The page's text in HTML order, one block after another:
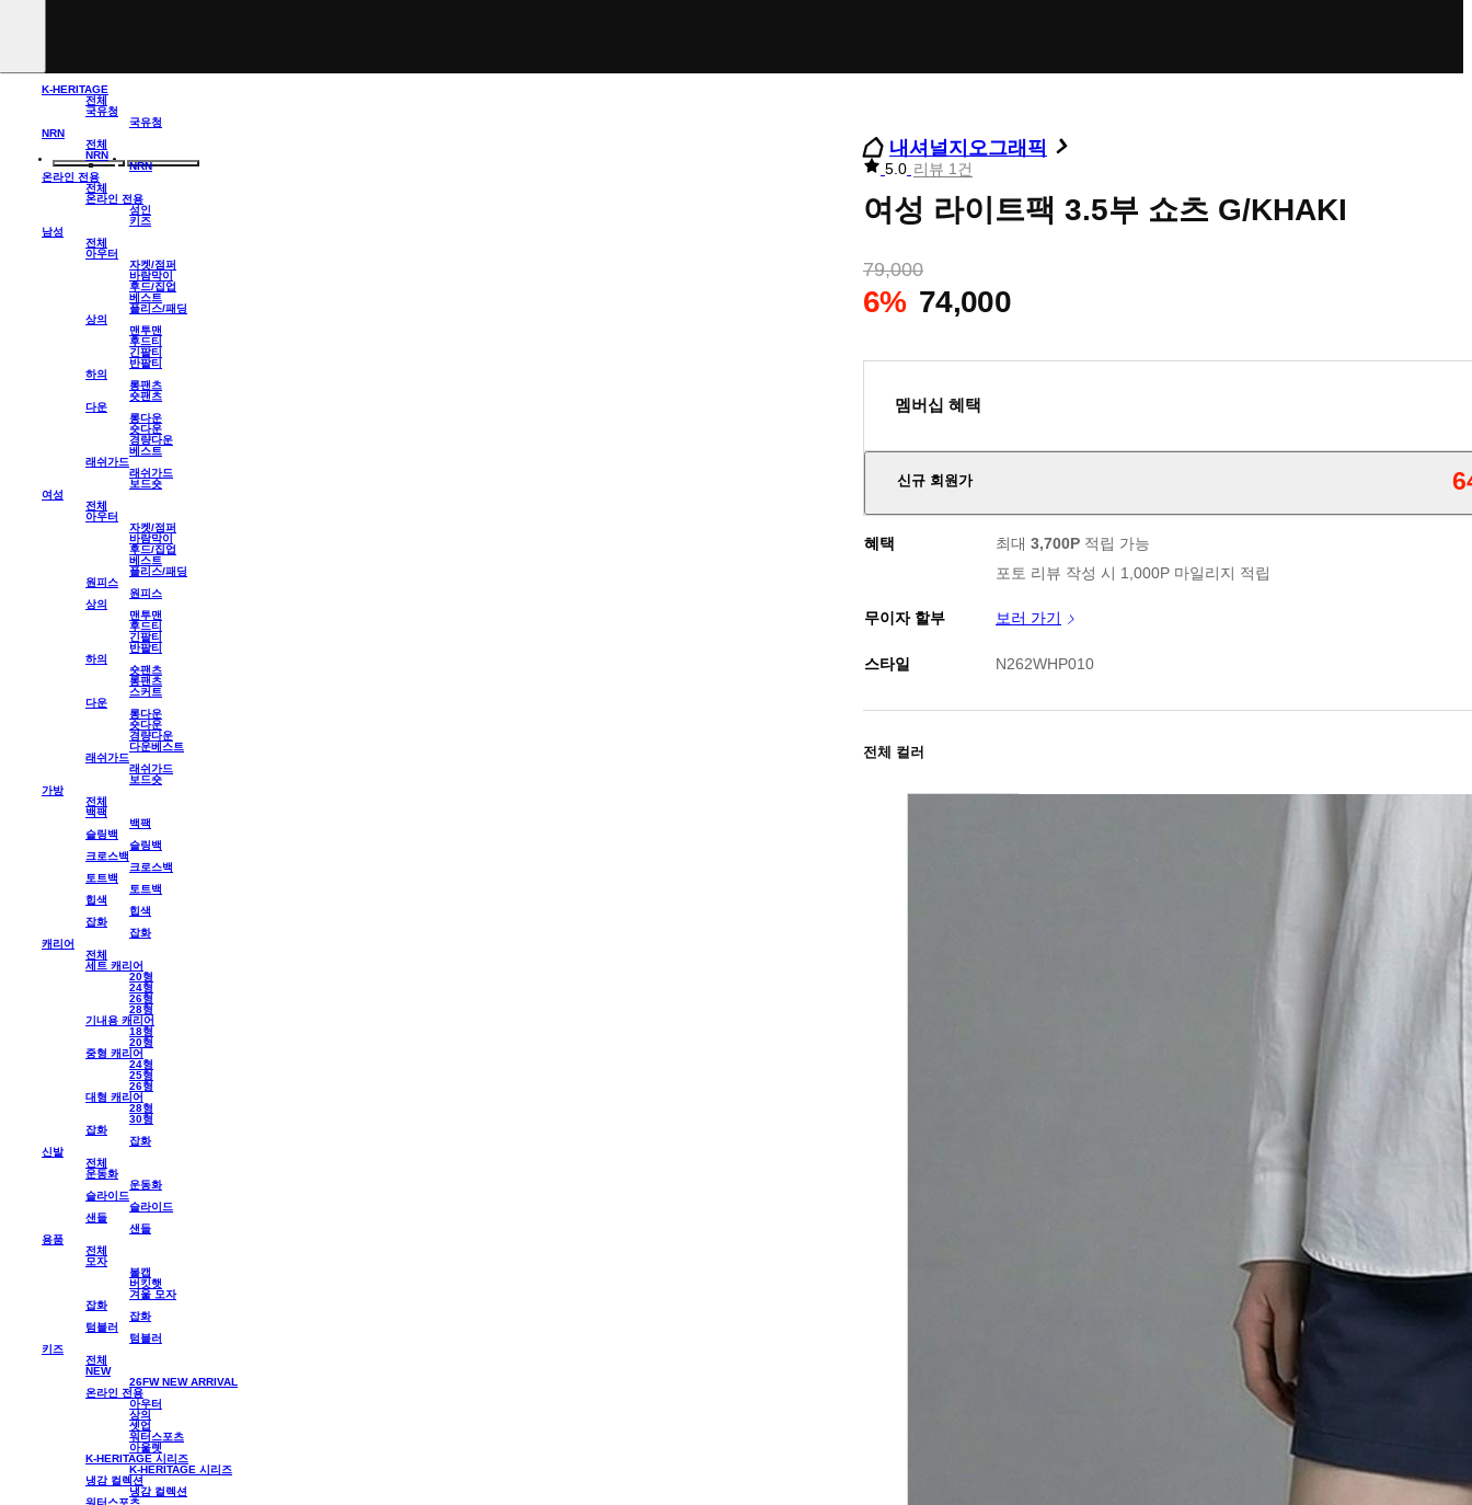
K-HERITAGE
전체
국유청
국유청
NRN
전체
NRN
NRN
온라인 전용
전체
온라인 전용
성인
키즈
남성
전체
아우터
자켓/점퍼
바람막이
후드/집업
베스트
플리스/패딩
상의
맨투맨
후드티
긴팔티
반팔티
하의
롱팬츠
숏팬츠
다운
롱다운
숏다운
경량다운
베스트
래쉬가드
래쉬가드
보드숏
여성
전체
아우터
자켓/점퍼
바람막이
후드/집업
베스트
플리스/패딩
원피스
원피스
상의
맨투맨
후드티
긴팔티
반팔티
하의
숏팬츠
롱팬츠
스커트
다운
롱다운
숏다운
경량다운
다운베스트
래쉬가드
래쉬가드
보드숏
가방
전체
백팩
백팩
슬링백
슬링백
크로스백
크로스백
토트백
토트백
힙색
힙색
잡화
잡화
캐리어
전체
세트 캐리어
20형
24형
26형
28형
기내용 캐리어
18형
20형
중형 캐리어
24형
25형
26형
대형 캐리어
28형
30형
잡화
잡화
신발
전체
운동화
운동화
슬라이드
슬라이드
샌들
샌들
용품
전체
모자
볼캡
버킷햇
겨울 모자
잡화
잡화
텀블러
텀블러
키즈
전체
NEW
26FW NEW ARRIVAL
온라인 전용
아우터
상의
셋업
워터스포츠
아울렛
K-HERITAGE 시리즈
K-HERITAGE 시리즈
냉감 컬렉션
냉감 컬렉션
워터스포츠
내셔널지오그래픽
리
별
점
5.0 리뷰 1건
여성 라이트팩 3.5부 쇼츠 G/KHAKI
79,000
6% 74,000
멤버십 혜택
신규 회원가
판매가
신규 가입 쿠폰 1만원(3만원 이상 구매시)
혜택 최대 3,700P 적립 가능
포토 리뷰 작성 시 1,000P 마일리지 적립
무이자 할부 보러 가기
스타일 N262WHP010
전체 컬러